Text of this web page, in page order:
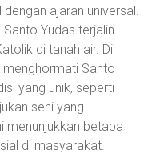
ajaran universal.
Yudas terjalin
di tanah air. Di
menghormati Santo
yang unik, seperti
seni yang
menunjukkan betapa
di masyarakat.